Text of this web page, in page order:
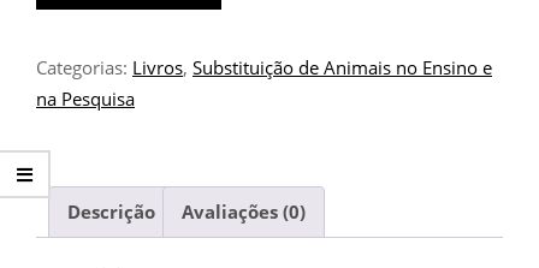
Categorias: Livros, Substituição de Animais no Ensino e
na Pesquisa
Descrição Avaliações (0)